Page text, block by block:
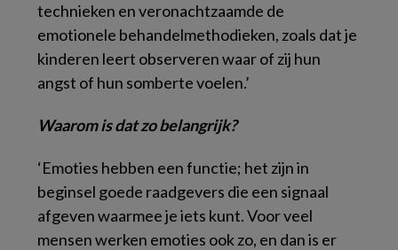
technieken en veronachtzaamde de
emotionele behandelmethodieken, zoals dat je
kinderen leert observeren waar of zij hun
angst of hun somberte voelen.’
Waarom is dat zo belangrijk?
‘Emoties hebben een functie; het zijn in
beginsel goede raadgevers die een signaal
afgeven waarmee je iets kunt. Voor veel
mensen werken emoties ook zo, en dan is er